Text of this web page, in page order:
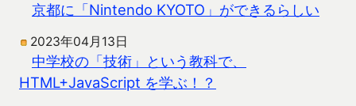
京都に「Nintendo KYOTO」ができるらしい
2023年04月13日
中学校の「技術」という教科で、
HTML+JavaScript を学ぶ！？